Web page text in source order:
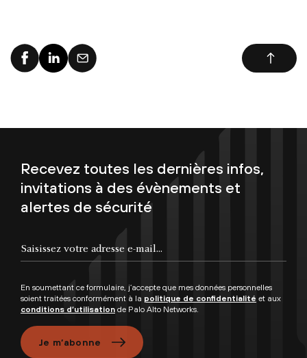
Recevez toutes les dernières infos,
invitations à des évènements et
alertes de sécurité
En soumettant ce formulaire, j’accepte que mes données personnelles
soient traitées conformément à la politique de confidentialité et aux
conditions d’utilisation de Palo Alto Networks.
Je m’abonne